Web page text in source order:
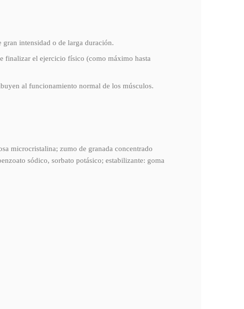
intensidad o de larga duración.
finalizar el ejercicio físico (como máximo hasta
al funcionamiento normal de los músculos.
microcristalina; zumo de granada concentrado
sódico, sorbato potásico; estabilizante: goma